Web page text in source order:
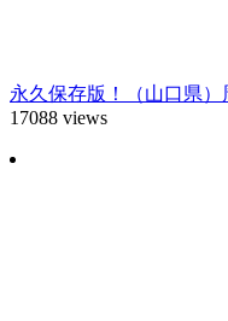
永久保存版！（山口県）
17088 views